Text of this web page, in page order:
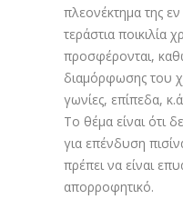
πλεονέκτημα της
τεράστια ποικιλία
προσφέρονται,
διαμόρφωσης του
γωνίες, επίπεδα,
Το θέμα είναι ότι
για επένδυση
πρέπει να είναι
απορροφητικό.